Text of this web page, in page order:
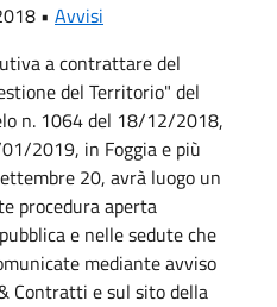
• Avvisi
a contrattare del
del Territorio" del
n. 1064 del 18/12/2018,
2019, in Foggia e più
20, avrà luogo un
procedura aperta
e nelle sedute che
mediante avviso
Contratti e sul sito della